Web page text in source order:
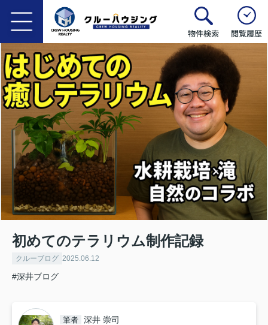
物件検索 閲覧履歴
初めてのテラリウム制作記録
クルーブログ 2025.06.12
#深井ブログ
筆者 深井 崇司